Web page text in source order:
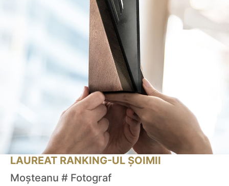
LAUREAT RANKING-UL ȘOIMII
Moșteanu # Fotograf